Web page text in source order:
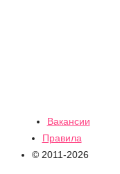
Вакансии
Правила
© 2011-2026